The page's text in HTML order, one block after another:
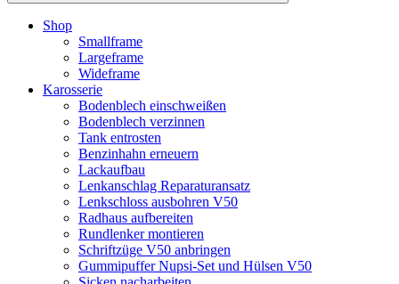
Shop
Smallframe
Largeframe
Wideframe
Karosserie
Bodenblech einschweißen
Bodenblech verzinnen
Tank entrosten
Benzinhahn erneuern
Lackaufbau
Lenkanschlag Reparaturansatz
Lenkschloss ausbohren V50
Radhaus aufbereiten
Rundlenker montieren
Schriftzüge V50 anbringen
Gummipuffer Nupsi-Set und Hülsen V50